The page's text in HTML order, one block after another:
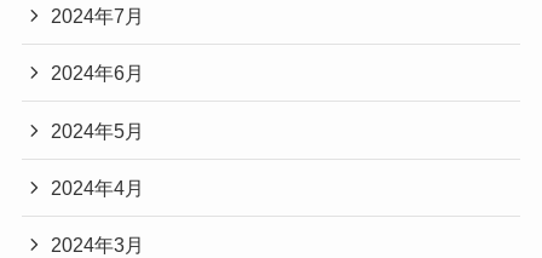
2024年7月
2024年6月
2024年5月
2024年4月
2024年3月